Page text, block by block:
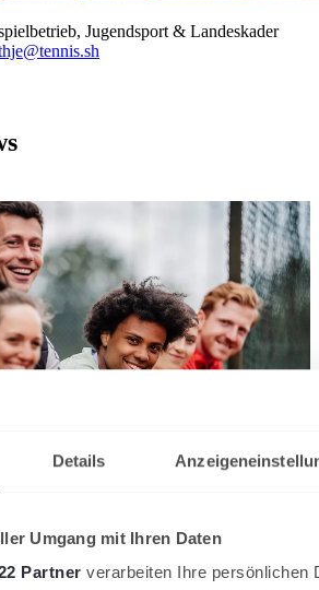
Details
Umgang mit Ihren Daten
Partner verarbeiten Ihre persönlichen
Jugendsport & Landeskader
insgesamt 1.553.580 Mitglieder in 8.612